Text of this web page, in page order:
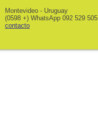
Montevideo - Uruguay
(0598 +) WhatsApp 092 529 505
contacto